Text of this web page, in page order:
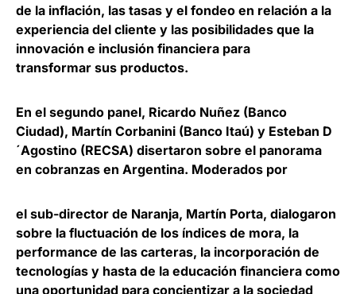
de la inflación, las tasas y el fondeo en relación a la
experiencia del cliente y las posibilidades que la
innovación e inclusión financiera para
transformar sus productos.
En el segundo panel, Ricardo Nuñez (Banco
Ciudad), Martín Corbanini (Banco Itaú) y Esteban D
´Agostino (RECSA) disertaron sobre el panorama
en cobranzas en Argentina. Moderados por
el sub-director de Naranja, Martín Porta, dialogaron
sobre la fluctuación de los índices de mora, la
performance de las carteras, la incorporación de
tecnologías y hasta de la educación financiera como
una oportunidad para concientizar a la sociedad